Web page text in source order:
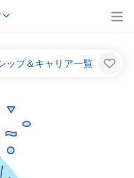
ップ＆キャリア一覧